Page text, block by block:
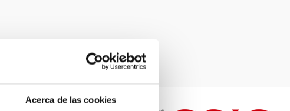
Acerca de las cookies